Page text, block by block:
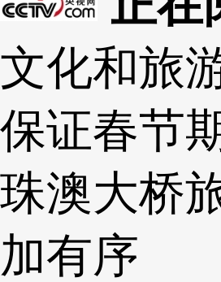
文化和旅
保证春节
珠澳大桥
加有序